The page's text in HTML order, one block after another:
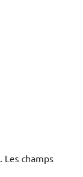
Les champs